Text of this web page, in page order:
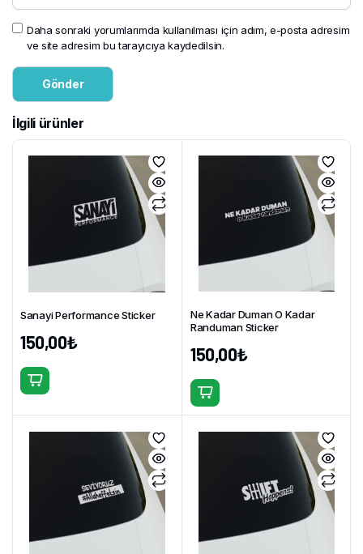
Daha sonraki yorumlarımda kullanılması için adım, e-posta adresim
ve site adresim bu tarayıcıya kaydedilsin.
İlgili ürünler
Sanayi Performance Sticker
150,00₺
Bu
birden
Seçenekler
sayfasından
Ne Kadar Duman O Kadar
Randuman Sticker
150,00₺
Bu
ürünün
varyasyonu
ürün